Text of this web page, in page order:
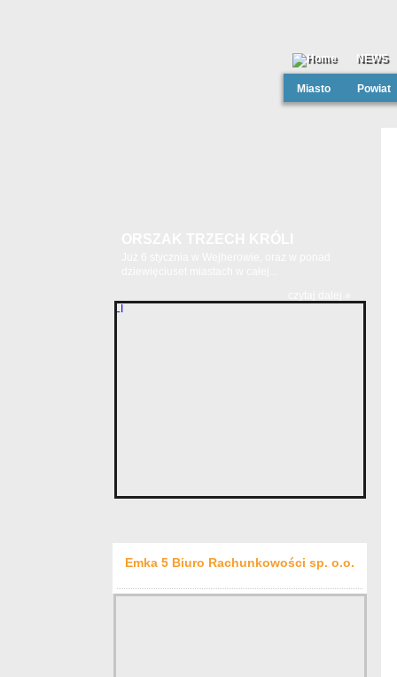
NEWS
Miasto Powiat
Emka 5 Biuro Rachunkowości sp. o.o.